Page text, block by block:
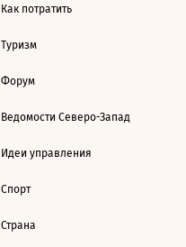
Как потратить
Туризм
Форум
Ведомости Северо-Запад
Идеи управления
Спорт
Страна